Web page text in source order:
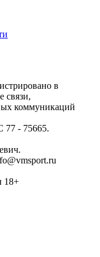
в
связи,
коммуникаций
77 - 75665.
18+